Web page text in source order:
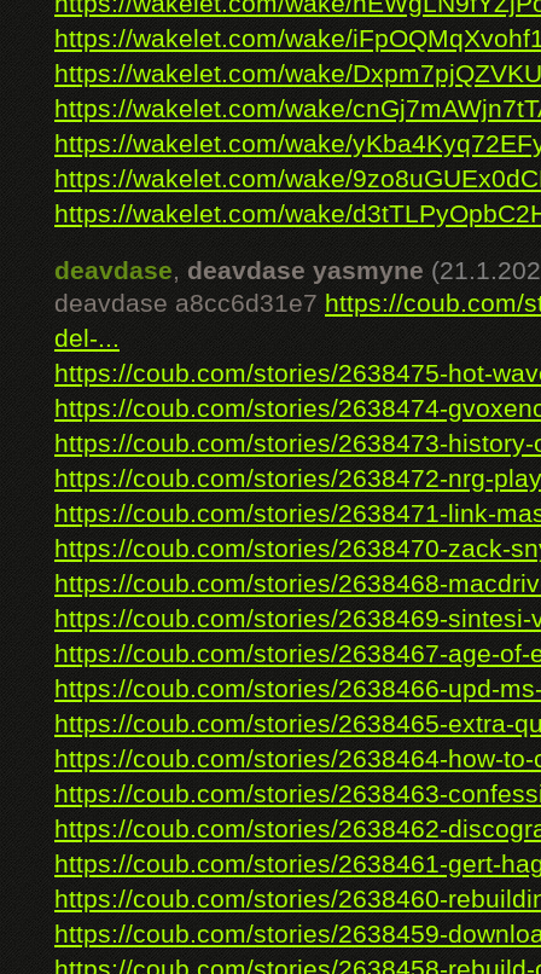
https://wakelet.com/wake/
https://wakelet.com/wake/
https://wakelet.com/wake/
https://wakelet.com/wake/
https://wakelet.com/wake/
https://wakelet.com/wake/
deavdase, deavdase yasmyne
deavdase a8cc6d31e7 https://coub.com/
del-...
https://coub.com/stories/2638475-hot-
https://coub.com/stories/2638474-
https://coub.com/stories/2638473-history-
https://coub.com/stories/2638472-nrg-
https://coub.com/stories/2638471-link-
https://coub.com/stories/2638470-zack-
https://coub.com/stories/2638468-
https://coub.com/stories/2638469-sintesi-
https://coub.com/stories/2638467-age-of-
https://coub.com/stories/2638466-upd-
https://coub.com/stories/2638465-extra-
https://coub.com/stories/2638464-how-
https://coub.com/stories/2638463-
https://coub.com/stories/2638462-
https://coub.com/stories/2638461-gert-
https://coub.com/stories/2638460-
https://coub.com/stories/2638459-